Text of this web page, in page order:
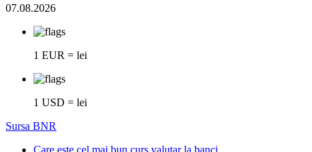
07.08.2026
1 EUR = lei
1 USD = lei
Sursa BNR
Care este cel mai bun curs valutar la banci